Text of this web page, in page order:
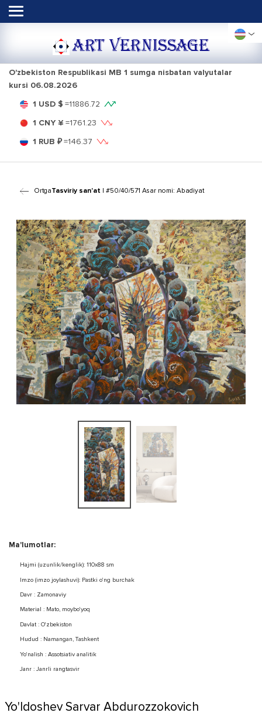
ART VERNISSAGE
O'zbekiston Respublikasi MB 1 sumga nisbatan valyutalar
kursi 06.08.2026
1 USD $ =11886.72
1 CNY ¥ =1761.23
1 RUB ₽=146.37
OrtgaTasviriy san'at | #50/40/571 Asar nomi: Abadiyat
Ma'lumotlar:
Hajmi (uzunlik/kenglik): 110x88 sm
Imzo (imzo joylashuvi): Pastki o'ng burchak
Davr : Zamonaviy
Material : Mato, moybo'yoq
Davlat : O'zbekiston
Hudud : Namangan, Tashkent
Yo'nalish : Assotsiativ analitik
Janr : Janrli rangtasvir
Yo'ldoshev Sarvar Abdurozzokovich